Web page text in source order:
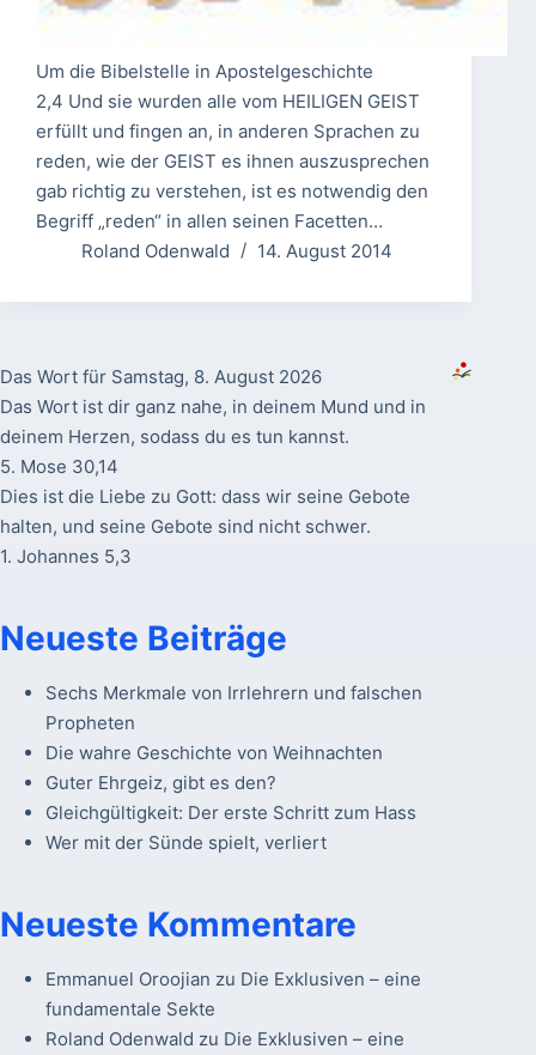
Um die Bibelstelle in Apostelgeschichte
2,4 Und sie wurden alle vom HEILIGEN GEIST
erfüllt und fingen an, in anderen Sprachen zu
reden, wie der GEIST es ihnen auszusprechen
gab richtig zu verstehen, ist es notwendig den
Begriff „reden“ in allen seinen Facetten…
Roland Odenwald
14. August 2014
Das Wort für Samstag, 8. August 2026
Das Wort ist dir ganz nahe, in deinem Mund und in
deinem Herzen, sodass du es tun kannst.
5. Mose 30,14
Dies ist die Liebe zu Gott: dass wir seine Gebote
halten, und seine Gebote sind nicht schwer.
1. Johannes 5,3
Neueste Beiträge
Sechs Merkmale von Irrlehrern und falschen
Propheten
Die wahre Geschichte von Weihnachten
Guter Ehrgeiz, gibt es den?
Gleichgültigkeit: Der erste Schritt zum Hass
Wer mit der Sünde spielt, verliert
Neueste Kommentare
Emmanuel Oroojian zu Die Exklusiven – eine
fundamentale Sekte
Roland Odenwald zu Die Exklusiven – eine